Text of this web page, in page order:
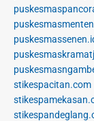
stikespacitan.com